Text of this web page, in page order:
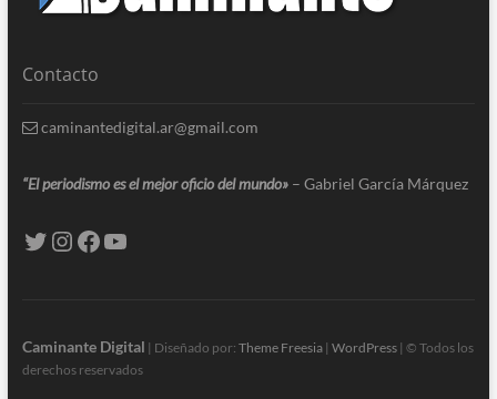
Contacto
caminantedigital.ar@gmail.com
“El periodismo es el mejor oficio del mundo» – Gabriel García Márquez
Caminante Digital | Diseñado por: Theme Freesia| WordPress| © Todos los
derechos reservados